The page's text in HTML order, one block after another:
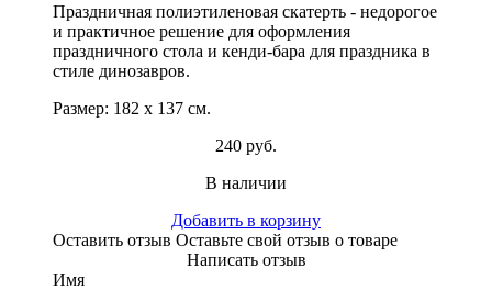
Праздничная полиэтиленовая скатерть - недорогое
и практичное решение для оформления
праздничного стола и кенди-бара для праздника в
стиле динозавров.
Размер: 182 х 137 см.
240 руб.
В наличии
Добавить в корзину
Оставить отзыв Оставьте свой отзыв о товаре
Написать отзыв
Имя